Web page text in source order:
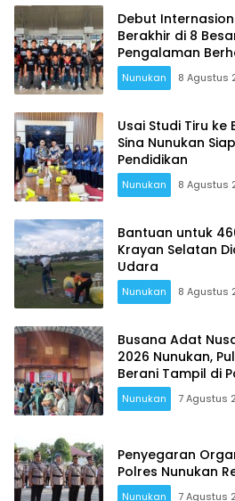
Debut
Berakhir di 8
Pengalaman
Nunukan 8 Agustus
Usai Studi Tiru ke
Sina Nunukan
Pendidikan
Nunukan 8 Agustus
Bantuan untuk
Krayan Selatan
Udara
Nunukan 8 Agustus
Busana Adat
2026 Nunukan,
Berani Tampil di
Nunukan 7 Agustus
Penyegaran
Polres Nunukan
Nunukan 7 Agustus